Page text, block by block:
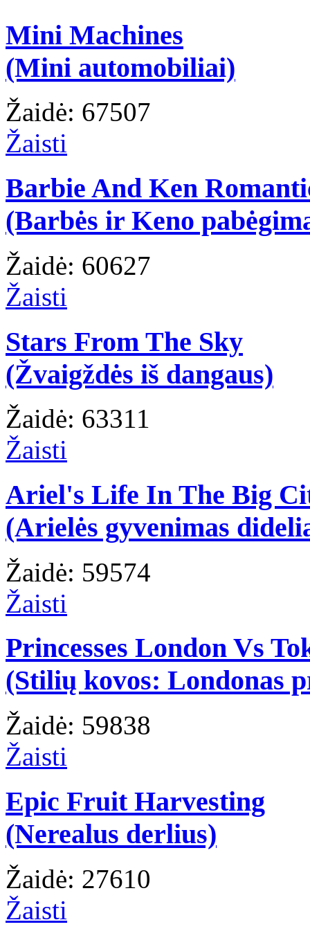
Mini Machines
(Mini automobiliai)
Žaidė: 67507
Žaisti
Barbie And Ken
(Barbės ir Keno
Žaidė: 60627
Žaisti
Stars From The Sky
(Žvaigždės iš dangaus)
Žaidė: 63311
Žaisti
Ariel's Life In The Big
(Arielės gyvenimas
Žaidė: 59574
Žaisti
Princesses London Vs
(Stilių kovos: Londonas
Žaidė: 59838
Žaisti
Epic Fruit Harvesting
(Nerealus derlius)
Žaidė: 27610
Žaisti